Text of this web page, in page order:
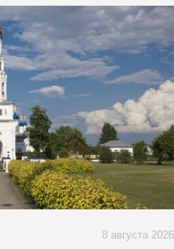
8 августа 2026